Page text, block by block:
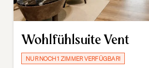
Wohlfühlsuite Vent
NUR NOCH 1 ZIMMER VERFÜGBAR!